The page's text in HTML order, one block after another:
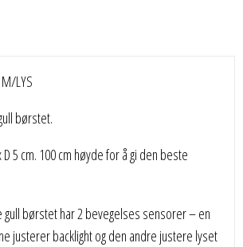
LYS
børstet.
D 5 cm. 100 cm høyde for å gi den beste
gull børstet har 2 bevegelses sensorer – en
justerer backlight og den andre justere lyset